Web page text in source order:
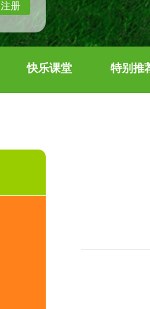
注册
快乐课堂 特别推